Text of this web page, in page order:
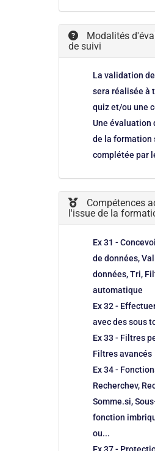
Modalités
de suivi
La validation
sera réalisée à
quiz et/ou une
Une évaluation
de la formation
complétée par
Compétences
l'issue de la
Ex 31 -
de données,
données, Tri,
automatique
Ex 32 -
avec des sous
Ex 33 - Filtres
Filtres avancés
Ex 34 -
Recherchev,
Somme.si,
fonction
ou...